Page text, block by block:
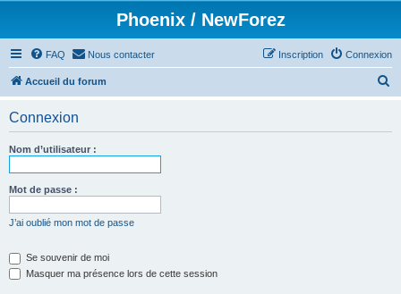
Phoenix / NewForez
FAQ Nous contacter Connexion
Inscription
Accueil du forum
Connexion
Nom d’utilisateur :
Mot de passe :
J’ai oublié mon mot de passe
Se souvenir de moi
Masquer ma présence lors de cette session